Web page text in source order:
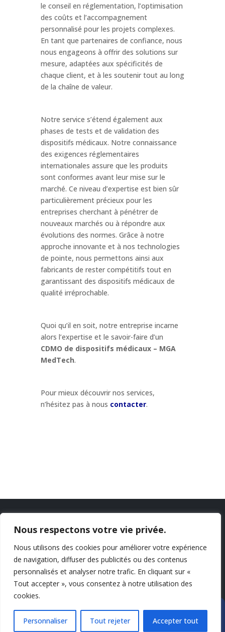
Nous respectons votre vie privée.
Nous utilisons des cookies pour améliorer votre expérience
de navigation, diffuser des publicités ou des contenus
personnalisés et analyser notre trafic. En cliquant sur «
Tout accepter », vous consentez à notre utilisation des
cookies.
Personnaliser Tout rejeter Accepter tout
le conseil en réglementation, l’optimisation
des coûts et l’accompagnement
personnalisé pour les projets complexes.
En tant que partenaires de confiance, nous
nous engageons à offrir des solutions sur
mesure, adaptées aux spécificités de
chaque client, et à les soutenir tout au long
de la chaîne de valeur.
Notre service s’étend également aux
phases de tests et de validation des
dispositifs médicaux. Notre connaissance
des exigences réglementaires
internationales assure que les produits
sont conformes avant leur mise sur le
marché. Ce niveau d’expertise est bien sûr
particulièrement précieux pour les
entreprises cherchant à pénétrer de
nouveaux marchés ou à répondre aux
évolutions des normes. Grâce à notre
approche innovante et à nos technologies
de pointe, nous permettons ainsi aux
fabricants de rester compétitifs tout en
garantissant des dispositifs médicaux de
qualité irréprochable.
Quoi qu’il en soit, notre entreprise incarne
alors l’expertise et le savoir-faire d’un
CDMO de dispositifs médicaux – MGA
MedTech.
Pour mieux découvrir nos services,
n’hésitez pas à nous contacter.
Contact